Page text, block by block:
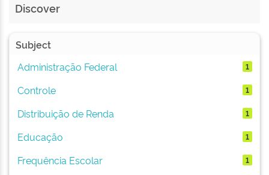
Discover
Subject
Administração Federal
1
Controle 1
Distribuição de Renda 1
Educação 1
Frequência Escolar 1